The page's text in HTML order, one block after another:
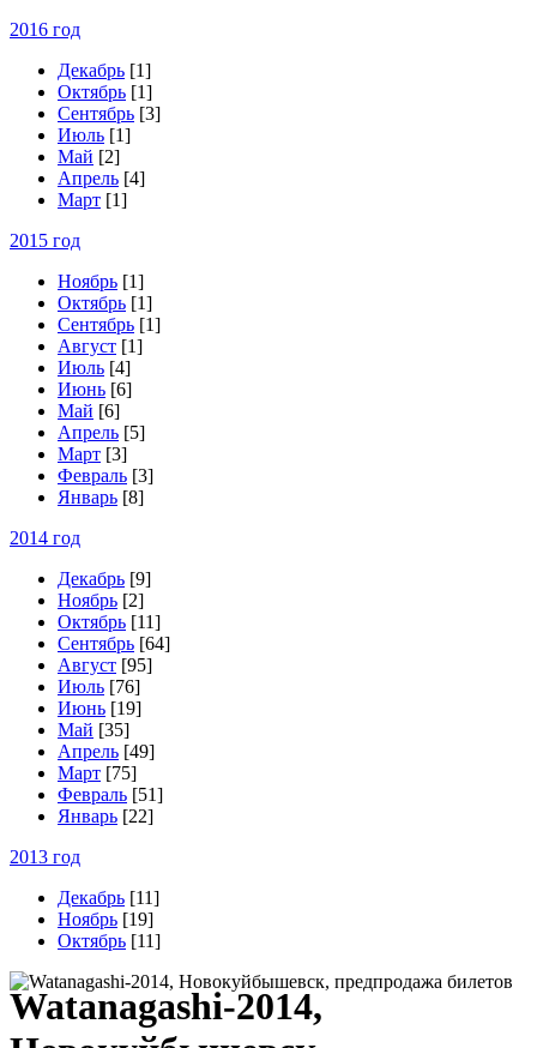
2016 год
Декабрь [1]
Октябрь [1]
Сентябрь [3]
Июль [1]
Май [2]
Апрель [4]
Март [1]
2015 год
Ноябрь [1]
Октябрь [1]
Сентябрь [1]
Август [1]
Июль [4]
Июнь [6]
Май [6]
Апрель [5]
Март [3]
Февраль [3]
Январь [8]
2014 год
Декабрь [9]
Ноябрь [2]
Октябрь [11]
Сентябрь [64]
Август [95]
Июль [76]
Июнь [19]
Май [35]
Апрель [49]
Март [75]
Февраль [51]
Январь [22]
2013 год
Декабрь [11]
Ноябрь [19]
Октябрь [11]
Watanagashi-2014,